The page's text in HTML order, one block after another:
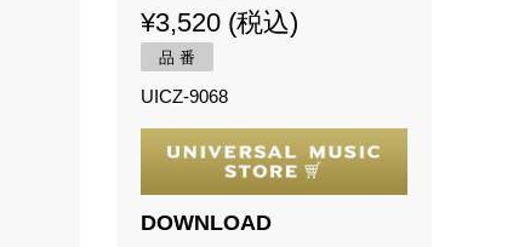
¥3,520 (税込)
品 番
UICZ-9068
DOWNLOAD